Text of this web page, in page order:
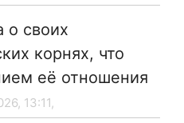
о своих
корнях, что
её отношения
13:11,